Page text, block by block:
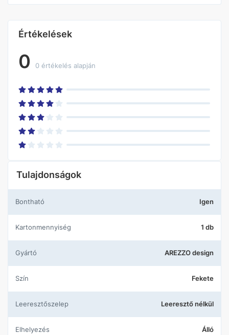
Értékelések
0 0 értékelés alapján
Tulajdonságok
Bontható Igen
Kartonmennyiség 1 db
Gyártó AREZZO design
Szín Fekete
Leeresztőszelep Leeresztő nélkül
Elhelyezés Álló